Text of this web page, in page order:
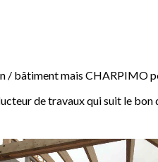
bâtiment mais CHARPIMO
de travaux qui suit le